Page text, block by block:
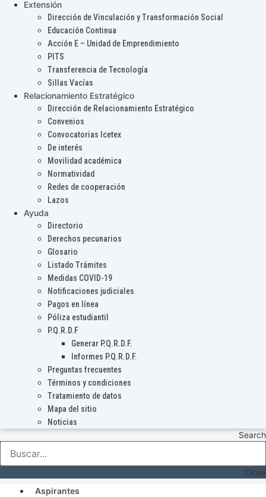
Extensión
Dirección de Vinculación y Transformación Social
Educación Continua
Acción E – Unidad de Emprendimiento
PITS
Transferencia de Tecnología
Sillas Vacías
Relacionamiento Estratégico
Dirección de Relacionamiento Estratégico
Convenios
Convocatorias Icetex
De interés
Movilidad académica
Normatividad
Redes de cooperación
Lazos
Ayuda
Directorio
Derechos pecunarios
Glosario
Listado Trámites
Medidas COVID-19
Notificaciones judiciales
Pagos en línea
Póliza estudiantil
P.Q.R.D.F
Generar P.Q.R.D.F.
Informes P.Q.R.D.F.
Preguntas frecuentes
Términos y condiciones
Tratamiento de datos
Mapa del sitio
Noticias
Search
Close
Aspirantes